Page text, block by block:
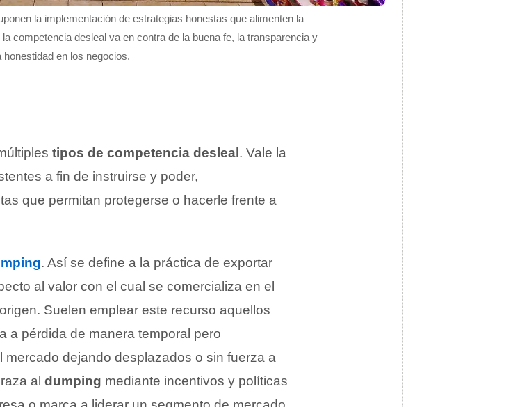
la implementación de estrategias honestas que alimenten la
competencia desleal va en contra de la buena fe, la transparencia y
honestidad en los negocios.
tipos de competencia desleal . Vale la
a fin de instruirse y poder,
que permitan protegerse o hacerle frente a
. Así se define a la práctica de exportar
al valor con el cual se comercializa en el
Suelen emplear este recurso aquellos
a pérdida de manera temporal pero
dejando desplazados o sin fuerza a
al dumping mediante incentivos y políticas